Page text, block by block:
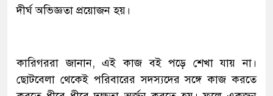
দীর্ঘ অভিজ্ঞতা প্রয়োজন হয়।
কারিগররা জানান, এই কাজ বই পড়ে শেখা যায় না।
ছোটবেলা থেকেই পরিবারের সদস্যদের সঙ্গে কাজ করতে